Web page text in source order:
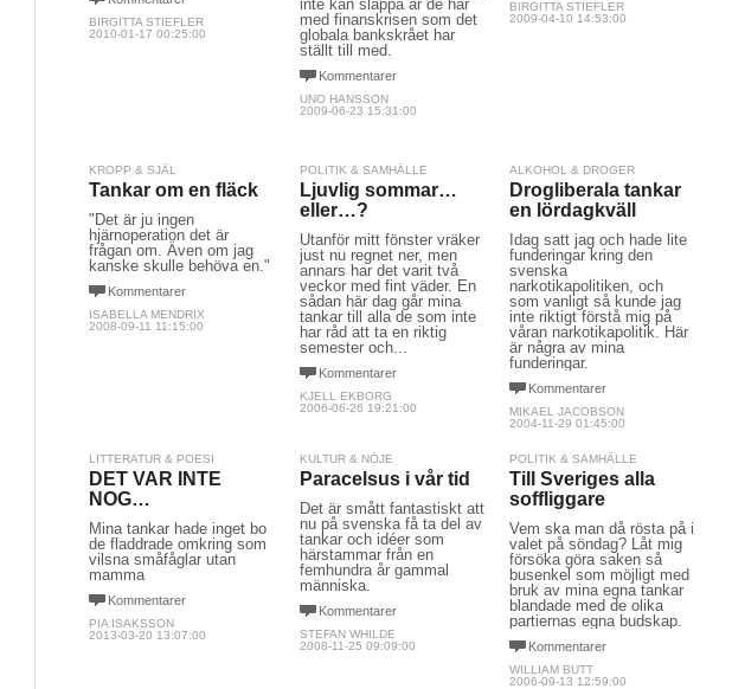
BIRGITTA STIEFLER
2010-01-17 00:25:00
inte kan släppa är de här
med finanskrisen som det
globala bankskrået har
ställt till med.
Kommentarer
UNO HANSSON
2009-06-23 15:31:00
BIRGITTA STIEFLER
2009-04-10 14:53:00
KROPP & SJÄL
Tankar om en fläck
"Det är ju ingen
hjärnoperation det är
frågan om. Även om jag
kanske skulle behöva en."
Kommentarer
ISABELLA MENDRIX
2008-09-11 11:15:00
POLITIK & SAMHÄLLE
Ljuvlig sommar…
eller…?
Utanför mitt fönster vräker
just nu regnet ner, men
annars har det varit två
veckor med fint väder. En
sådan här dag går mina
tankar till alla de som inte
har råd att ta en riktig
semester och...
Kommentarer
KJELL EKBORG
2006-06-26 19:21:00
ALKOHOL & DROGER
Drogliberala tankar
en lördagkväll
Idag satt jag och hade lite
funderingar kring den
svenska
narkotikapolitiken, och
som vanligt så kunde jag
inte riktigt förstå mig på
våran narkotikapolitik. Här
är några av mina
funderingar.
Kommentarer
MIKAEL JACOBSON
2004-11-29 01:45:00
LITTERATUR & POESI
DET VAR INTE
NOG…
Mina tankar hade inget bo
de fladdrade omkring som
vilsna småfåglar utan
mamma
Kommentarer
PIA ISAKSSON
2013-03-20 13:07:00
KULTUR & NÖJE
Paracelsus i vår tid
Det är smått fantastiskt att
nu på svenska få ta del av
tankar och idéer som
härstammar från en
femhundra år gammal
människa.
Kommentarer
STEFAN WHILDE
2008-11-25 09:09:00
POLITIK & SAMHÄLLE
Till Sveriges alla
soffliggare
Vem ska man då rösta på i
valet på söndag? Låt mig
försöka göra saken så
busenkel som möjligt med
bruk av mina egna tankar
blandade med de olika
partiernas egna budskap.
Kommentarer
WILLIAM BUTT
2006-09-13 12:59:00